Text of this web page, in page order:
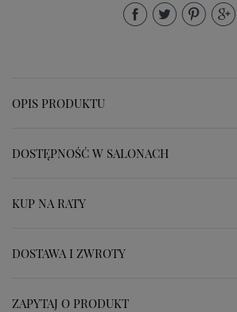
OPIS PRODUKTU
DOSTĘPNOŚĆ W SALONACH
KUP NA RATY
DOSTAWA I ZWROTY
ZAPYTAJ O PRODUKT